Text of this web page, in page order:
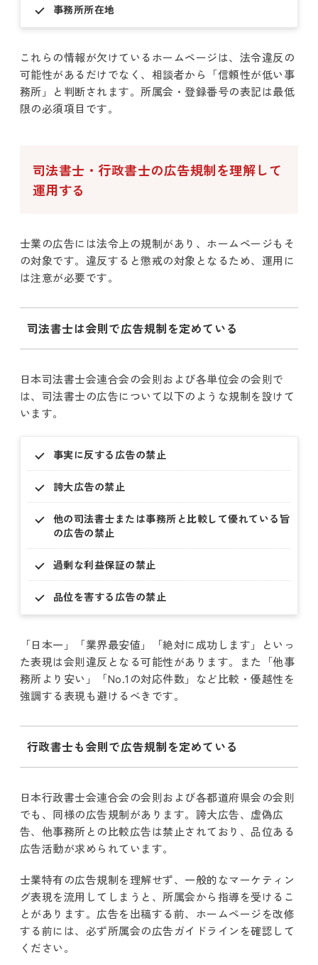
事務所所在地
これらの情報が欠けているホームページは、法令違反の
可能性があるだけでなく、相談者から「信頼性が低い事
務所」と判断されます。所属会・登録番号の表記は最低
限の必須項目です。
司法書士・行政書士の広告規制を理解して
運用する
士業の広告には法令上の規制があり、ホームページもそ
の対象です。違反すると懲戒の対象となるため、運用に
は注意が必要です。
司法書士は会則で広告規制を定めている
日本司法書士会連合会の会則および各単位会の会則で
は、司法書士の広告について以下のような規制を設けて
います。
事実に反する広告の禁止
誇大広告の禁止
他の司法書士または事務所と比較して優れている旨
の広告の禁止
過剰な利益保証の禁止
品位を害する広告の禁止
「日本一」「業界最安値」「絶対に成功します」といっ
た表現は会則違反となる可能性があります。また「他事
務所より安い」「No.1の対応件数」など比較・優越性を
強調する表現も避けるべきです。
行政書士も会則で広告規制を定めている
日本行政書士会連合会の会則および各都道府県会の会則
でも、同様の広告規制があります。誇大広告、虚偽広
告、他事務所との比較広告は禁止されており、品位ある
広告活動が求められています。
士業特有の広告規制を理解せず、一般的なマーケティン
グ表現を流用してしまうと、所属会から指導を受けるこ
とがあります。広告を出稿する前、ホームページを改修
する前には、必ず所属会の広告ガイドラインを確認して
ください。